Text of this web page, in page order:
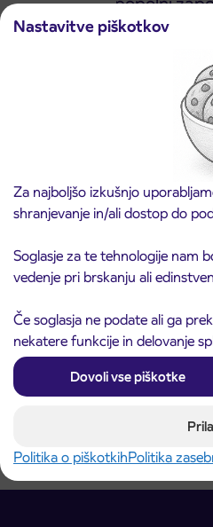
Nastavitve piškotkov
Za najboljšo izkušnjo
shranjevanje in/ali dostop do
Soglasje za te tehnologije nam
vedenje pri brskanju ali
Če soglasja ne podate ali ga
nekatere funkcije in delovanje
Dovoli vse piškotke
Politika o piškotkihPolitika
ČEŠNJEVEK – TRATA
31. 7. 2026
Obvestilo o popolni
ceste v Stražišču pri
Preberite objavo